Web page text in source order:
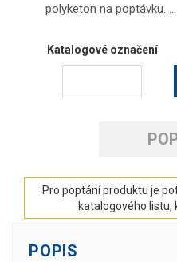
polyketon na poptávku. ...
Katalogové označení
Pro poptání produktu je
katalogového listu,
POPIS